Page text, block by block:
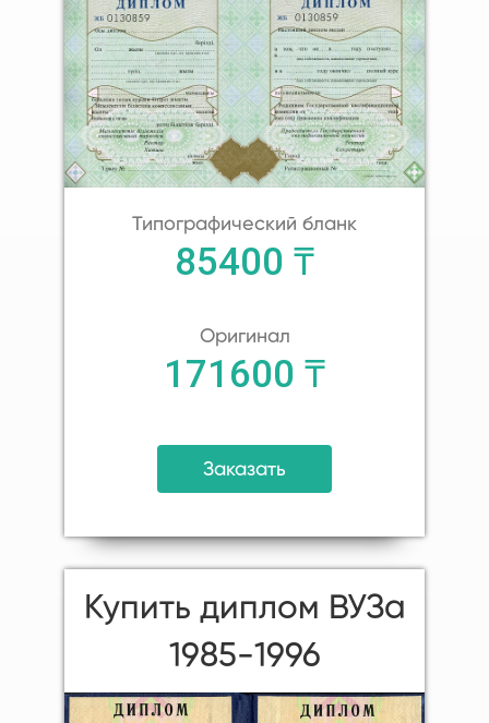
Типографический бланк
85400 ₸
Оригинал
171600 ₸
Заказать
Купить диплом ВУЗа
1985-1996